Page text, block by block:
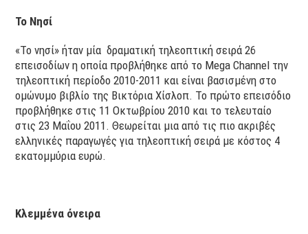
Το Νησί
«Το νησί» ήταν μία δραματική τηλεοπτική σειρά 26
επεισοδίων η οποία προβλήθηκε από το Mega Channel την
τηλεοπτική περίοδο 2010-2011 και είναι βασισμένη στο
ομώνυμο βιβλίο της Βικτόρια Χίσλοπ. Το πρώτο επεισόδιο
προβλήθηκε στις 11 Οκτωβρίου 2010 και το τελευταίο
στις 23 Μαΐου 2011. Θεωρείται μια από τις πιο ακριβές
ελληνικές παραγωγές για τηλεοπτική σειρά με κόστος 4
εκατομμύρια ευρώ.
Κλεμμένα όνειρα